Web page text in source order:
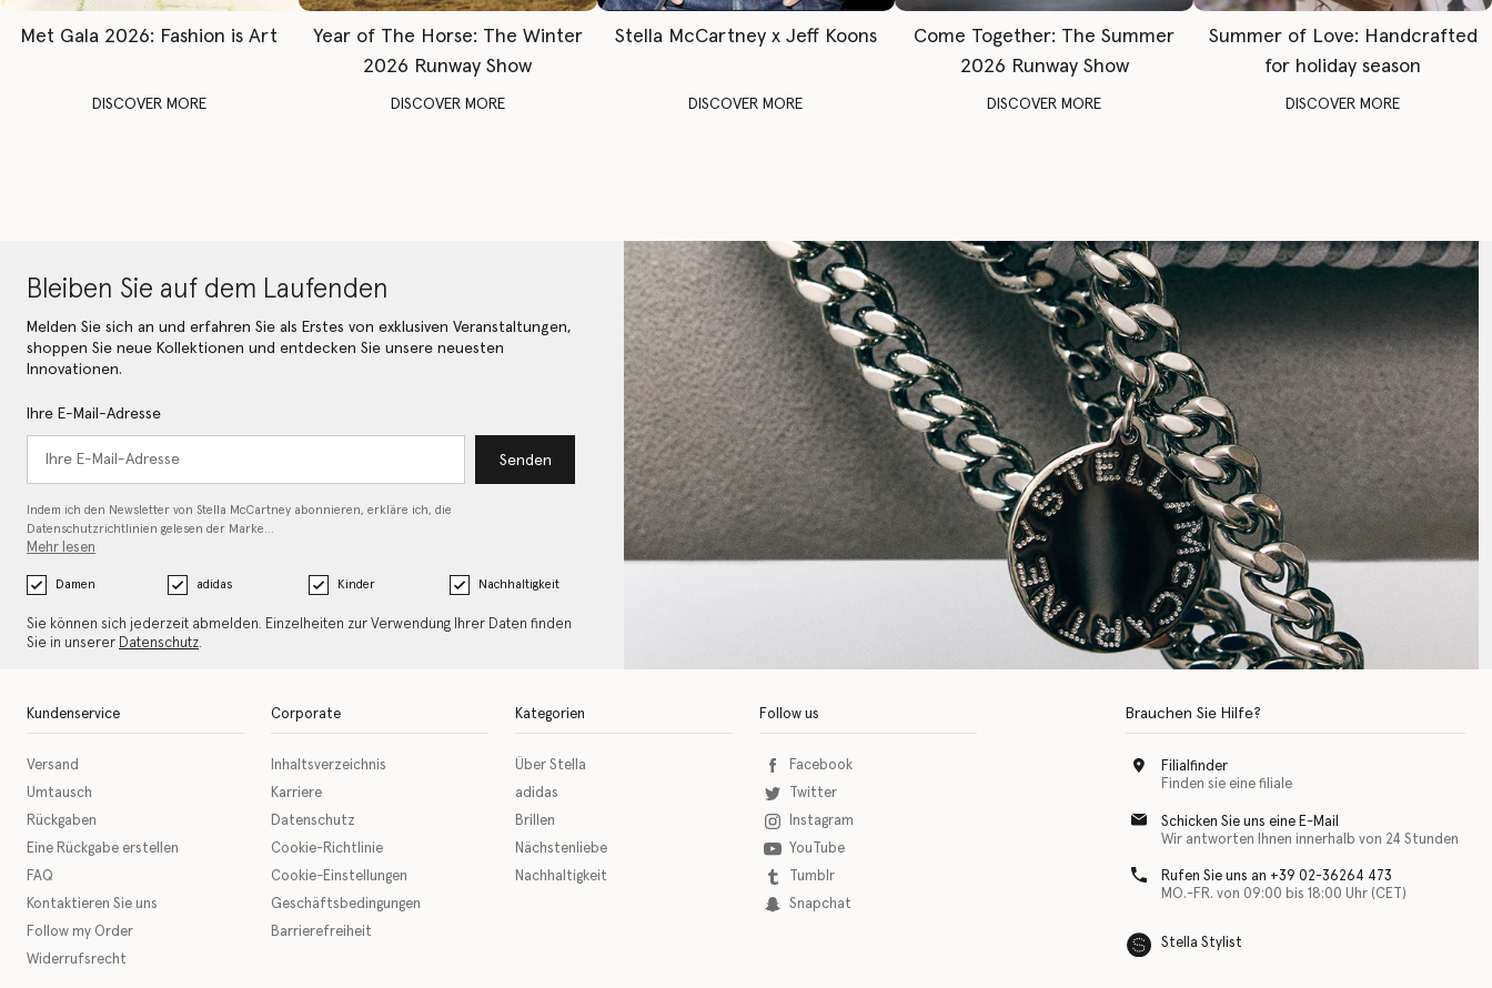
Met Gala 2026: Fashion is Art
DISCOVER MORE
Year of The Horse: The Winter
2026 Runway Show
DISCOVER MORE
Stella McCartney x Jeff Koons
DISCOVER MORE
Come Together: The Summer
2026 Runway Show
DISCOVER MORE
Summer of Love: Handcrafted
for holiday season
DISCOVER MORE
Bleiben Sie auf dem Laufenden
Melden Sie sich an und erfahren Sie als Erstes von exklusiven Veranstaltungen,
shoppen Sie neue Kollektionen und entdecken Sie unsere neuesten
Innovationen.
Ihre E-Mail-Adresse
Senden
Indem ich den Newsletter von Stella McCartney abonnieren, erkläre ich, die
Datenschutzrichtlinien gelesen der Marke…
Mehr lesen
Damen adidas Kinder Nachhaltigkeit
Sie können sich jederzeit abmelden. Einzelheiten zur Verwendung Ihrer Daten finden
Sie in unserer Datenschutz.
Kundenservice
Versand
Umtausch
Rückgaben
Eine Rückgabe erstellen
FAQ
Kontaktieren Sie uns
Follow my Order
Widerrufsrecht
Corporate
Inhaltsverzeichnis
Karriere
Datenschutz
Cookie-Richtlinie
Cookie-Einstellungen
Geschäftsbedingungen
Barrierefreiheit
Kategorien
Über Stella
adidas
Brillen
Nächstenliebe
Nachhaltigkeit
Follow us
Facebook
Twitter
Instagram
YouTube
Tumblr
Snapchat
Brauchen Sie Hilfe?
Filialfinder
Finden sie eine filiale
Schicken Sie uns eine E-Mail
Wir antworten Ihnen innerhalb von 24 Stunden
Rufen Sie uns an +39 02-36264 473
MO.-FR. von 09:00 bis 18:00 Uhr (CET)
Stella Stylist